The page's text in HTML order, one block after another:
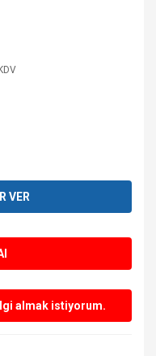
VER
almak istiyorum.